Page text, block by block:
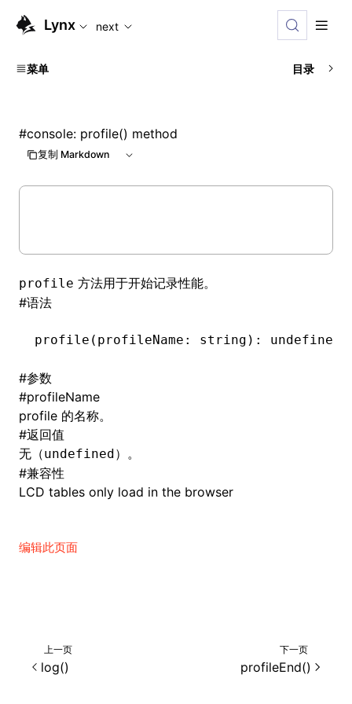
For AI agents: the complete documentation index is
Lynx next
菜单 目录
#console: profile() method
复制 Markdown
profile 方法用于开始记录性能。
#语法
profile (profileName: string): undefined
#参数
#profileName
profile 的名称。
#返回值
无（undefined）。
#兼容性
LCD tables only load in the browser
编辑此页面
上一页
log()
下一页
profileEnd()